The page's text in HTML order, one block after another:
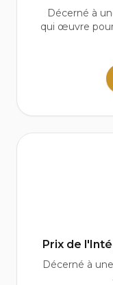
Décerné à
qui œuvre
Prix de
Décerné à